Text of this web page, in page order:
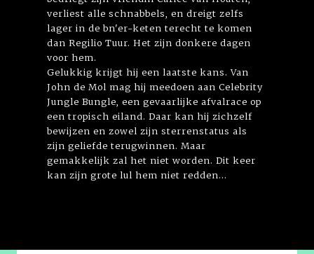
verliest alle schnabbels, en dreigt zelfs
lager in de bn'er-keten terecht te komen
dan Regilio Tuur. Het zijn donkere dagen
voor hem.
Gelukkig krijgt hij een laatste kans. Van
John de Mol mag hij meedoen aan Celebrity
Jungle Bungle, een gevaarlijke afvalrace op
een tropisch eiland. Daar kan hij zichzelf
bewijzen en zowel zijn sterrenstatus als
zijn geliefde terugwinnen. Maar
gemakkelijk zal het niet worden. Dit keer
kan zijn grote lul hem niet redden...